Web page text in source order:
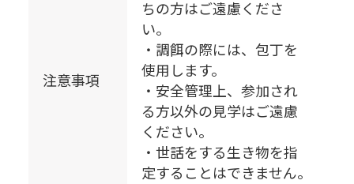
注意事項
ちの方はご遠慮くださ
い。
・調餌の際には、包丁を
使用します。
・安全管理上、参加され
る方以外の見学はご遠慮
ください。
・世話をする生き物を指
定することはできません。